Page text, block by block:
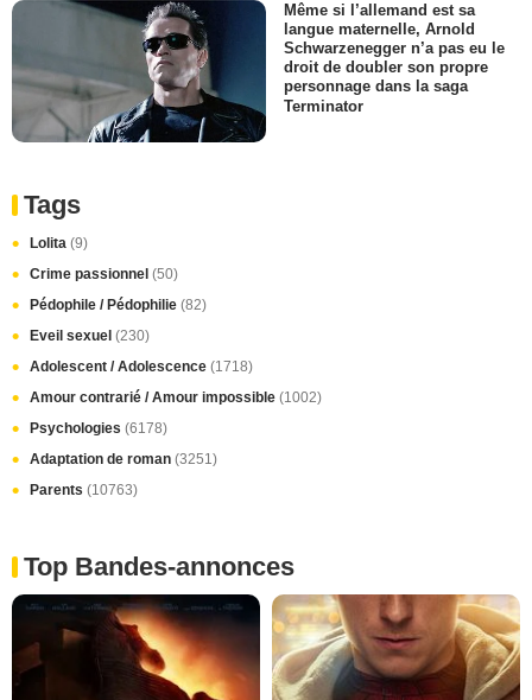
Même si l’allemand est sa
langue maternelle, Arnold
Schwarzenegger n’a pas eu le
droit de doubler son propre
personnage dans la saga
Terminator
Tags
Lolita (9)
Crime passionnel (50)
Pédophile / Pédophilie (82)
Eveil sexuel (230)
Adolescent / Adolescence (1718)
Amour contrarié / Amour impossible (1002)
Psychologies (6178)
Adaptation de roman (3251)
Parents (10763)
Top Bandes-annonces